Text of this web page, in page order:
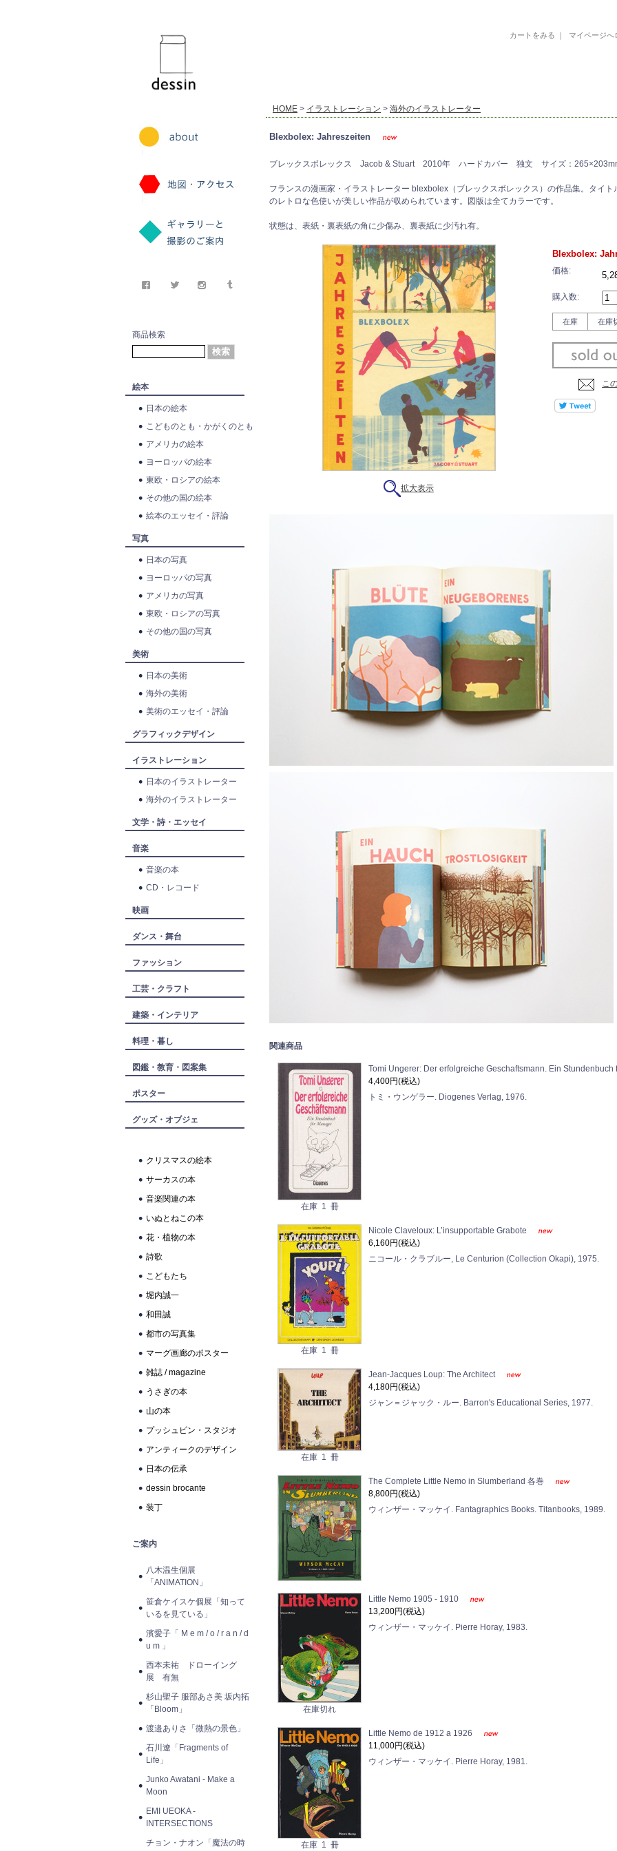
カートをみる ｜ マイページへ
商品検索
絵本
日本の絵本
こどものとも・かがくのとも
アメリカの絵本
ヨーロッパの絵本
東欧・ロシアの絵本
その他の国の絵本
絵本のエッセイ・評論
写真
日本の写真
ヨーロッパの写真
アメリカの写真
東欧・ロシアの写真
その他の国の写真
美術
日本の美術
海外の美術
美術のエッセイ・評論
グラフィックデザイン
イラストレーション
日本のイラストレーター
海外のイラストレーター
文学・詩・エッセイ
音楽
音楽の本
CD・レコード
映画
ダンス・舞台
ファッション
工芸・クラフト
建築・インテリア
料理・暮し
図鑑・教育・図案集
ポスター
グッズ・オブジェ
クリスマスの絵本
サーカスの本
音楽関連の本
いぬとねこの本
花・植物の本
詩歌
こどもたち
堀内誠一
和田誠
都市の写真集
マーグ画廊のポスター
雑誌 / magazine
うさぎの本
山の本
プッシュピン・スタジオ
アンティークのデザイン
日本の伝承
dessin brocante
装丁
ご案内
八木温生個展
「ANIMATION」
笹倉ケイスケ個展「知って
いるを見ている」
濱愛子「 M e m / o / r a n / d
u m 」
西本未祐 ドローイング
展 有無
杉山聖子 服部あさ美 坂内拓
「Bloom」
渡邉ありさ「微熱の景色」
石川遼「Fragments of
Life」
Junko Awatani - Make a
Moon
EMI UEOKA -
INTERSECTIONS
チョン・ナオン「魔法の時
HOME > イラストレーション > 海外のイラストレーター
Blexbolex: Jahreszeiten
ブレックスボレックス Jacob & Stuart 2010年 ハードカバー 独文 サイズ：
フランスの漫画家・イラストレーター blexbolex（ブレックスボレックス）の作品集。タイ
のレトロな色使いが美しい作品が収められています。図版は全てカラーです。
状態は、表紙・裏表紙の角に少傷み、裏表紙に少汚れ有。
拡大表示
Blexbolex:
価格:
購入数:
在庫 在庫
こ
関連商品
在庫 1 冊
Tomi Ungerer: Der erfolgreiche Geschaftsmann. Ein Stundenbuch
4,400円(税込)
トミ・ウンゲラー. Diogenes Verlag, 1976.
在庫 1 冊
Nicole Claveloux: L’insupportable Grabote
6,160円(税込)
ニコール・クラブルー, Le Centurion (Collection Okapi), 1975.
在庫 1 冊
Jean-Jacques Loup: The Architect
4,180円(税込)
ジャン＝ジャック・ルー. Barron's Educational Series, 1977.
The Complete Little Nemo in Slumberland 各巻
8,800円(税込)
ウィンザー・マッケイ. Fantagraphics Books. Titanbooks, 1989.
在庫切れ
Little Nemo 1905 - 1910
13,200円(税込)
ウィンザー・マッケイ. Pierre Horay, 1983.
在庫 1 冊
Little Nemo de 1912 a 1926
11,000円(税込)
ウィンザー・マッケイ. Pierre Horay, 1981.